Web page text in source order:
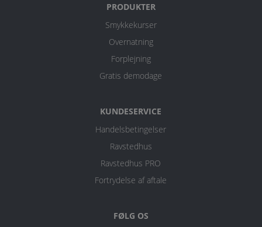
PRODUKTER
Smykkekurser
Overnatning
Forplejning
Gratis demodage
KUNDESERVICE
Handelsbetingelser
Ravstedhus
Ravstedhus PRO
Fortrydelse af aftale
FØLG OS